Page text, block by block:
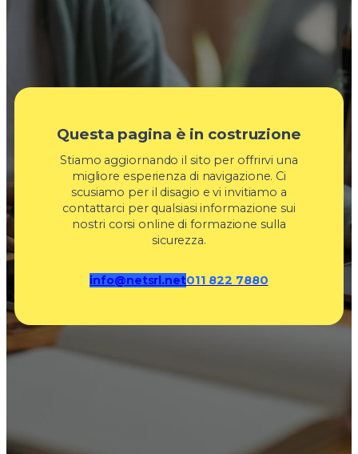
Questa pagina è in costruzione
Stiamo aggiornando il sito per offrirvi una
migliore esperienza di navigazione. Ci
scusiamo per il disagio e vi invitiamo a
contattarci per qualsiasi informazione sui
nostri corsi online di formazione sulla
sicurezza.
info@netsrl.net011 822 7880